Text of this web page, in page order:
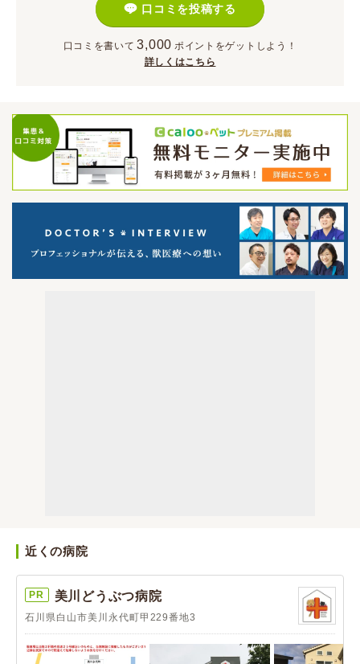
口コミを投稿する
口コミを書いて 3,000 ポイント をゲットしよう！
詳しくはこちら
近くの病院
PR 美川どうぶつ病院
石川県白山市美川永代町甲229番地3